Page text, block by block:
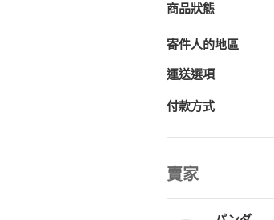
商品狀態
寄件人的地區
運送選項
付款方式
賣家